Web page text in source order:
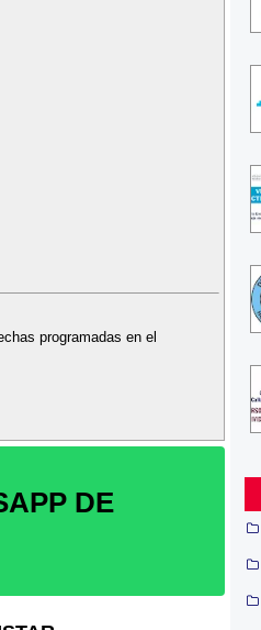
programadas en el
DE